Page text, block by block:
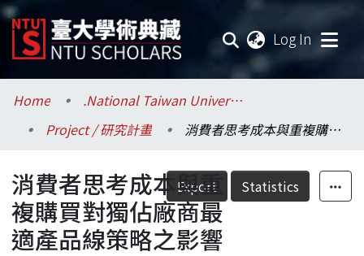
Log In
Communities & Collections
Research Outputs
Fundings & Projects
Researchers
Home
.National Taiwan University / 國立臺灣大學
Project / 研究計畫
消費者思考成本與重複購買對獨佔廠商最適產品線策略之影響
Export Statistics
消費者思考成本與重
複購買對獨佔廠商最
適產品線策略之影響